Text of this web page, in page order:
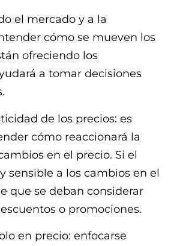
el mercado y a la
cómo se mueven los
ofreciendo los
a tomar decisiones
de los precios: es
cómo reaccionará la
en el precio. Si el
sensible a los cambios en el
que se deban considerar
o promociones.
en precio: enfocarse